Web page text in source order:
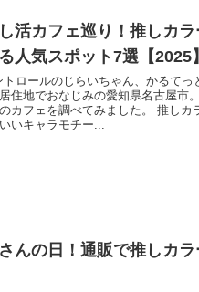
活カフェ巡り！推しカ
人気スポット7選【2025】
トロールのじらいちゃん、かるて
住地でおなじみの愛知県名古屋市
カフェを調べてみました。 推しカ
いキャラモチー...
んの日！通販で推しカ